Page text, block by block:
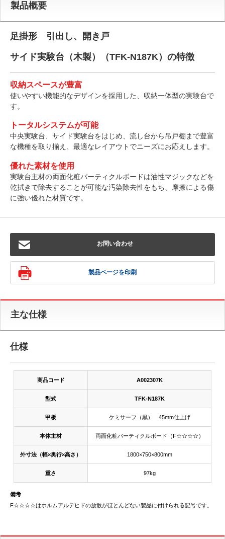
製品概要
足掛形 引出し、開き戸
サイド実験台（木製）（TFK-N187K）の特徴
収納スペースが豊富
使いやすい機能的なデザインを採用した、収納一体型の実験台で
す。
トータルシステムが可能
中央実験台、サイド実験台をはじめ、流し台から吊戸棚まで豊富
な機種を取り揃え、最適なレイアウトでニーズにお応えします。
優れた素材を使用
実験台主材の両面化粧パーティクルボードは油性マジックなどを
乾拭きで除去することが可能な汚染除去性をもち、摩擦による傷
に強い優れた材質です。
お問い合わせ
製品ページを印刷
主な仕様
仕様
商品コード A002307K
型式 TFK-N187K
甲板 ケミサーフ（黒） 45mm仕上げ
本体主材 両面化粧パーティクルボード（F☆☆☆☆）
外寸法（幅×奥行×高さ） 1800×750×800mm
重さ 97kg
備考
F☆☆☆☆はホルムアルデヒドの放散がほとんどない製品に付けられる記号です。